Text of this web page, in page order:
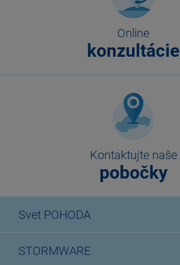
Online
konzultácie
Kontaktujte naše
pobočky
Svet POHODA
STORMWARE